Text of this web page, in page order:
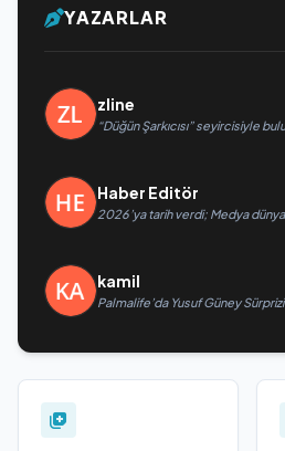
YAZARLAR
zline
“Düğün Şarkıcısı” seyircisiyle
Haber Editör
2026’ya tarih verdi; Medya
kamil
Palmalife’da Yusuf Güney Sürprizi